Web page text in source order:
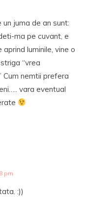
un juma de an sunt:
ma pe cuvant, e
luminile, vine o
“vrea
nemtii prefera
vara eventual
pm
:))